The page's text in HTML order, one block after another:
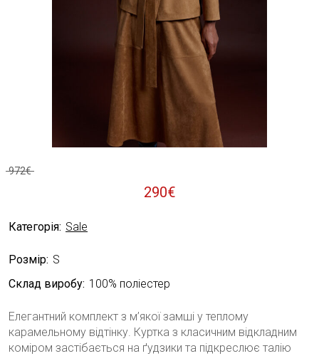
972€
972€.
290€
290€.
Категорія: Sale
Розмір: S
Склад виробу: 100% поліестер
Елегантний комплект з м’якої замші у теплому
карамельному відтінку. Куртка з класичним відкладним
коміром застібається на ґудзики та підкреслює талію